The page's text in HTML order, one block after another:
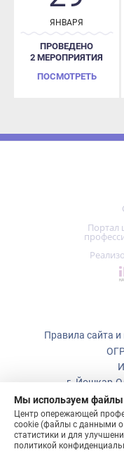
ЯНВАРЯ
ПРОВЕДЕНО
ПОСМОТРЕТЬ
Портал
Мы используем файлы
cookie (файлы с данными о
статистики и для
политикой